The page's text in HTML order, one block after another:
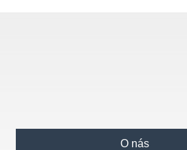
O nás